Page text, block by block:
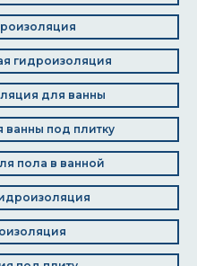
гидроизоляция
для ванны
под плитку
пола в ванной